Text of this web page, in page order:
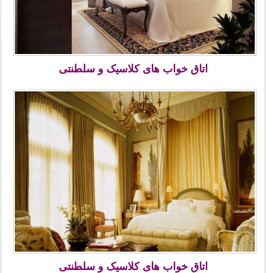
اتاق خواب های کلاسیک و سلطنتی
اتاق خواب های کلاسیک و سلطنتی